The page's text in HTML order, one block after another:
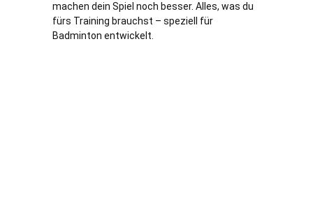
machen dein Spiel noch besser. Alles, was du
fürs Training brauchst – speziell für
Badminton entwickelt.